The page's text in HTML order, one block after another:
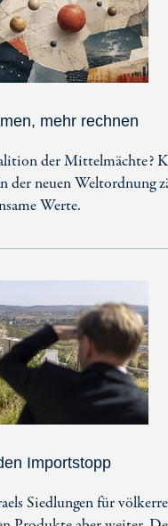
mehr rechnen
der Mittelmächte?
der neuen Weltordnung
Werte.
Importstopp
Siedlungen für